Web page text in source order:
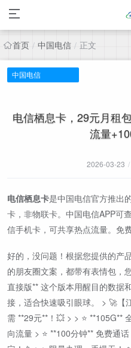
首页 / 中国电信 / 正文
中国电信
电信栖息卡，29元月租
流量
2026-03-23 /
电信栖息卡是中国电信官方推出
卡，非物联卡。中国电信APP可
信手机卡，可共享热点流量。免
好的，没问题！根据您提供的产
的朋友圈文案，都带有表情包，
直接版** 这个版本用醒目的数据
接，适合快速吸引眼球。 > 🚀【
需 **29元**！💥 > > ⭐️ **105G**
向流量 > ⭐️ **100分钟** 免费通